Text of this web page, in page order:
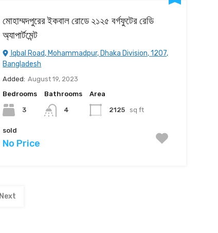
মোহাম্মদপুরের ইকবাল রোডে ২১২৫ বর্গফুটের রেডি
অ্যাপার্টমেন্ট
Iqbal Road, Mohammadpur, Dhaka Division, 1207,
Bangladesh
Added: August 19, 2023
Bedrooms
3
Bathrooms
4
Area
2125 sq ft
sold
No Price
Next